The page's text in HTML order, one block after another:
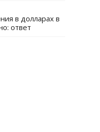
в долларах в
ответ